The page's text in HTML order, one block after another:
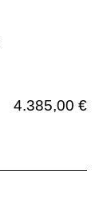
4.385,00 €